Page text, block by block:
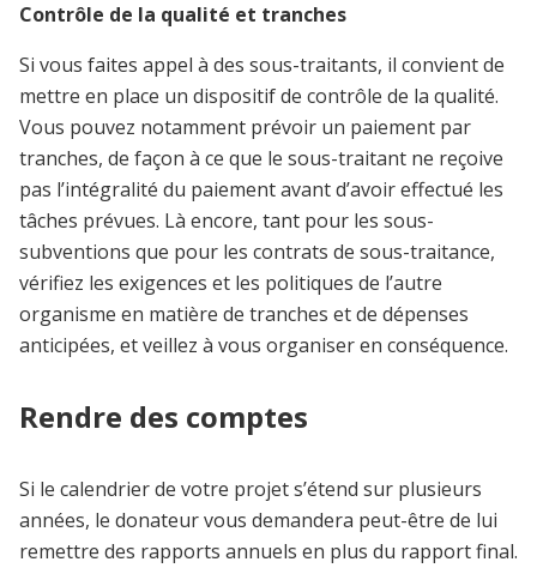
Contrôle de la qualité et tranches
Si vous faites appel à des sous-traitants, il convient de
mettre en place un dispositif de contrôle de la qualité.
Vous pouvez notamment prévoir un paiement par
tranches, de façon à ce que le sous-traitant ne reçoive
pas l’intégralité du paiement avant d’avoir effectué les
tâches prévues. Là encore, tant pour les sous-
subventions que pour les contrats de sous-traitance,
vérifiez les exigences et les politiques de l’autre
organisme en matière de tranches et de dépenses
anticipées, et veillez à vous organiser en conséquence.
Rendre des comptes
Si le calendrier de votre projet s’étend sur plusieurs
années, le donateur vous demandera peut-être de lui
remettre des rapports annuels en plus du rapport final.